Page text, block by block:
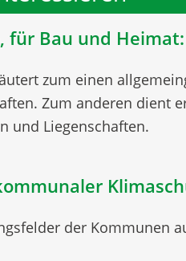
Bau und
zum einen
Zum anderen
und Liegenschaften.
der Kommunen